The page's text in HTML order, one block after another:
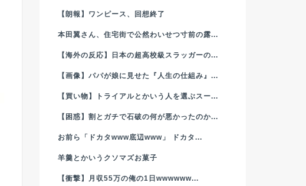
【朗報】ワンピース、回想終了
本田翼さん、住宅街で公然わいせつ寸前の露...
【海外の反応】日本の超高校級スラッガーの...
【画像】パパが娘に見せた『人生の仕組み』...
【買い物】トライアルとかいう人を選ぶスー...
【困惑】割とガチで石破の何が悪かったのか...
お前ら「ドカタwww底辺www」 ドカタ...
羊羹とかいうクソマズお菓子
【衝撃】月収55万の俺の1日wwwwww...